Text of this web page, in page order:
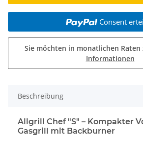
Consent
Sie möchten in monatlichen Raten
Informationen
Beschreibung
Allgrill Chef "S" – Kompakter
Gasgrill mit Backburner